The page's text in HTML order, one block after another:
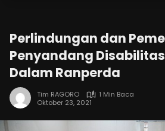
Perlindungan dan
Penyandang
Dalam Ranperda
Tim RAGORO
1 Min Baca
Oktober 23, 2021